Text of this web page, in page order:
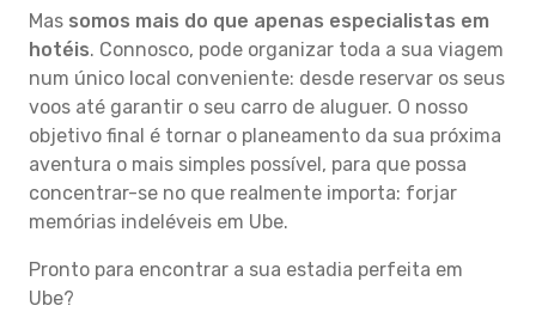
Mas somos mais do que apenas especialistas em
hotéis. Connosco, pode organizar toda a sua viagem
num único local conveniente: desde reservar os seus
voos até garantir o seu carro de aluguer. O nosso
objetivo final é tornar o planeamento da sua próxima
aventura o mais simples possível, para que possa
concentrar-se no que realmente importa: forjar
memórias indeléveis em Ube.
Pronto para encontrar a sua estadia perfeita em
Ube?